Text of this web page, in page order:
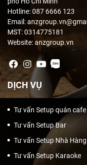
Hotline: 087 6666 123
Email:
MST: 0314775181
Website: anzgroup.vn
DỊCH VỤ
Tư vấn Setup quán cafe
Tư vấn Setup Bar
Tư vấn Setup Nhà Hàng
Tư vấn Setup Karaoke